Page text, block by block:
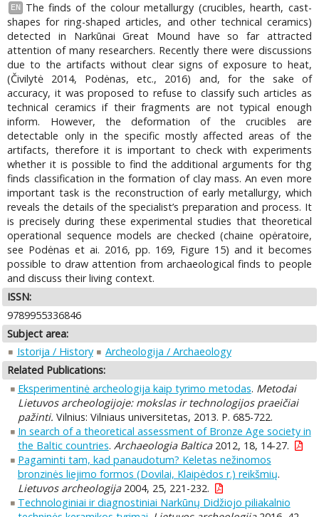
EN
The finds of the colour metallurgy (crucibles, hearth, cast-
shapes for ring-shaped articles, and other technical ceramics)
detected in Narkūnai Great Mound have so far attracted
attention of many researchers. Recently there were discussions
due to the artifacts without clear signs of exposure to heat,
(Čivilytė 2014, Podėnas, etc., 2016) and, for the sake of
accuracy, it was proposed to refuse to classify such articles as
technical ceramics if their fragments are not typical enough
inform. However, the deformation of the crucibles are
detectable only in the specific mostly affected areas of the
artifacts, therefore it is important to check with experiments
whether it is possible to find the additional arguments for thg
finds classification in the formation of clay mass. An even more
important task is the reconstruction of early metallurgy, which
reveals the details of the specialist’s preparation and process. It
is precisely during these experimental studies that theoretical
operational sequence models are checked (chaine opėratoire,
see Podėnas et ai. 2016, pp. 169, Figure 15) and it becomes
possible to draw attention from archaeological finds to people
and discuss their living context.
ISSN:
9789955336846
Subject area:
Istorija / History
Archeologija / Archaeology
Related Publications:
Eksperimentinė archeologija kaip tyrimo metodas. Metodai
Lietuvos archeologijoje: mokslas ir technologijos praeičiai
pažinti. Vilnius: Vilniaus universitetas, 2013. P. 685-722.
In search of a theoretical assessment of Bronze Age society in
the Baltic countries. Archaeologia Baltica2012, 18, 14-27.
Pagaminti tam, kad panaudotum? Keletas nežinomos
bronzinės liejimo formos (Dovilai, Klaipėdos r.) reikšmių.
Lietuvos archeologija2004, 25, 221-232.
Technologiniai ir diagnostiniai Narkūnų Didžiojo piliakalnio